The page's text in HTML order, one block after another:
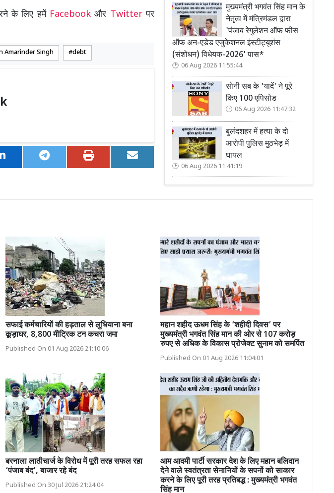
के लिए हमें Facebookऔर Twitterपर
Amarinder Singh debt
मुख्यमंत्री भगवंत सिंह मान के
नेतृत्व में मंत्रिमंडल द्वारा
'पंजाब रेगुलेशन ऑफ फीस
ऑफ अन-एडेड एजुकेशनल इंस्टीट्यूशंस
(संशोधन) विधेयक-2026' पास*
06 Aug 2026 11:55:44
सोनी सब के 'यादें' ने पूरे
किए 100 एपिसोड
06 Aug 2026 11:47:32
बुलंदशहर में हत्या के दो
आरोपी पुलिस मुठभेड़ में
घायल
06 Aug 2026 11:41:19
सफाई कर्मचारियों की हड़ताल से लुधियाना बना
कूड़ाघर, 8,800 मीट्रिक टन कचरा जमा
Published On 01 Aug 2026 21:10:06
महान शहीद ऊधम सिंह के ‘शहीदी दिवस’ पर
मुख्यमंत्री भगवंत सिंह मान की ओर से 107 करोड़
रुपए से अधिक के विकास प्रोजेक्ट सुनाम को समर्पित
Published On 01 Aug 2026 11:04:01
बरनाला लाठीचार्ज के विरोध में पूरी तरह सफल रहा
‘पंजाब बंद’, बाजार रहे बंद
Published On 30 Jul 2026 21:24:04
आम आदमी पार्टी सरकार देश के लिए महान बलिदान
देने वाले स्वतंत्रता सेनानियों के सपनों को साकार
करने के लिए पूरी तरह प्रतिबद्ध : मुख्यमंत्री भगवंत
सिंह मान